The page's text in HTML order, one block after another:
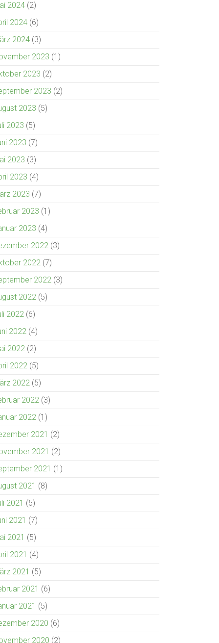
2024 (2)
2024 (6)
2024 (3)
2023 (1)
2023 (2)
2023 (2)
2023 (5)
2023 (5)
2023 (7)
2023 (3)
2023 (4)
2023 (7)
2023 (1)
2023 (4)
2022 (3)
2022 (7)
2022 (3)
2022 (5)
2022 (6)
2022 (4)
2022 (2)
2022 (5)
2022 (5)
2022 (3)
2022 (1)
2021 (2)
2021 (2)
2021 (1)
2021 (8)
2021 (5)
2021 (7)
2021 (5)
2021 (4)
2021 (5)
2021 (6)
2021 (5)
2020 (6)
2020 (2)